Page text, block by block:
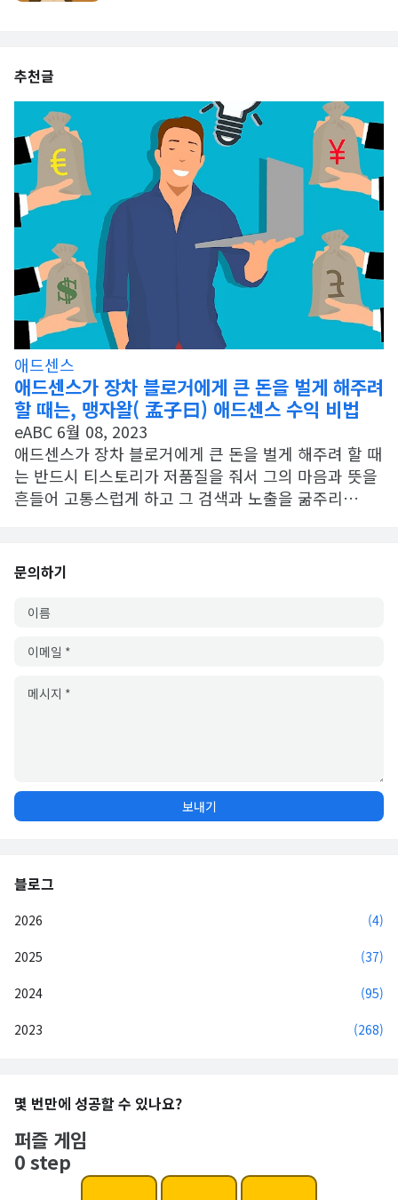
추천글
애드센스
애드센스가 장차 블로거에게 큰 돈을 벌게 해주려
할 때는, 맹자왈( 孟子曰) 애드센스 수익 비법
eABC 6월 08, 2023
애드센스가 장차 블로거에게 큰 돈을 벌게 해주려 할 때
는 반드시 티스토리가 저품질을 줘서 그의 마음과 뜻을
흔들어 고통스럽게 하고 그 검색과 노출을 굶주리…
문의하기
블로그
2026 (4)
2025 (37)
2024 (95)
2023 (268)
몇 번만에 성공할 수 있나요?
퍼즐 게임
0 step